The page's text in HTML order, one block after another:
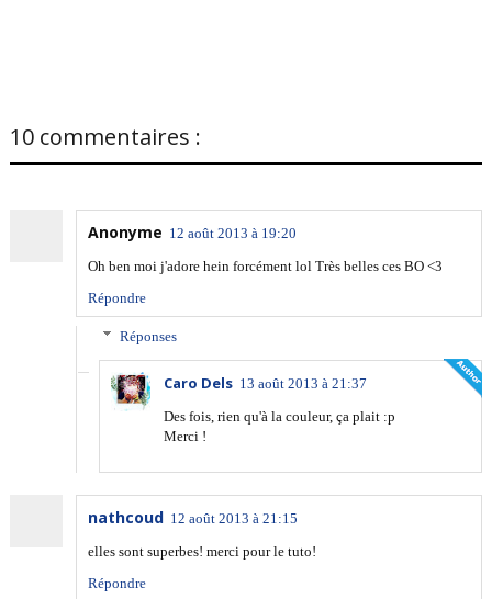
10 commentaires :
Anonyme 12 août 2013 à 19:20
Oh ben moi j'adore hein forcément lol Très belles ces BO <3
Répondre
Réponses
Caro Dels 13 août 2013 à 21:37
Des fois, rien qu'à la couleur, ça plait :p
Merci !
nathcoud 12 août 2013 à 21:15
elles sont superbes! merci pour le tuto!
Répondre